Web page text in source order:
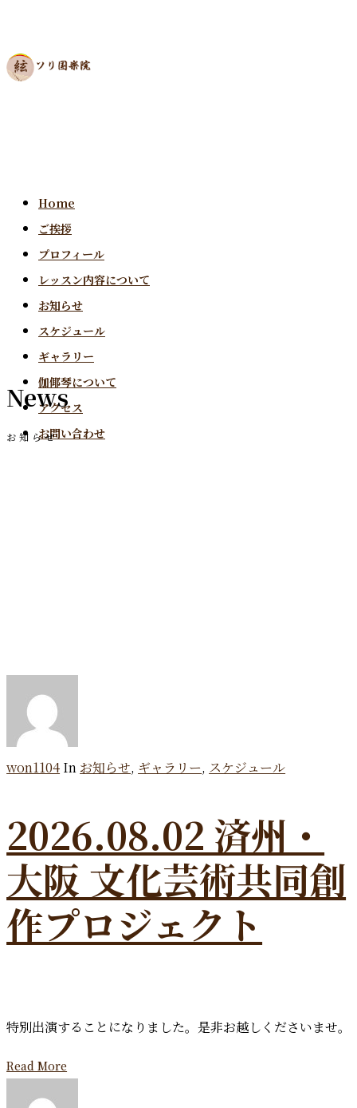
Home
ご挨拶
プロフィール
レッスン内容について
お知らせ
スケジュール
ギャラリー
伽倻琴について
アクセス
お問い合わせ
News
お知らせ
won1104 In お知らせ, ギャラリー, スケジュール
2026.08.02 済州・
大阪 文化芸術共同創
作プロジェクト
特別出演することになりました。是非お越しくださいませ。
Read More